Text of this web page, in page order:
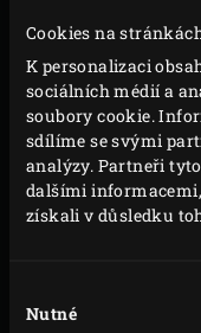
Cookies na
K personalizaci
sociálních médií a
soubory cookie.
sdílíme se svými
analýzy. Partneři
dalšími
získali v důsledku
souhlasu
Nutné
týmem provedl
retortových pecích.